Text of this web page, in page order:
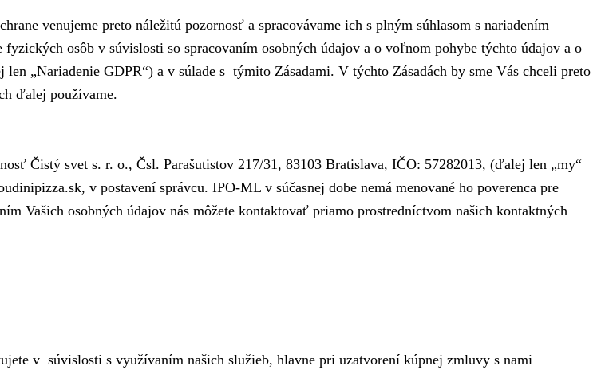
venujeme preto náležitú pozornosť a spracovávame ich s plným súhlasom s nariadením
osôb v súvislosti so spracovaním osobných údajov a o voľnom pohybe týchto údajov a o
„Nariadenie GDPR“) a v súlade s týmito Zásadami. V týchto Zásadách by sme Vás chceli preto
ďalej používame.
Čistý svet s. r. o., Čsl. Parašutistov 217/31, 83103 Bratislava, IČO: 57282013, (ďalej len „my“
v postavení správcu. IPO-ML v súčasnej dobe nemá menované ho poverenca pre
Vašich osobných údajov nás môžete kontaktovať priamo prostredníctvom našich kontaktných
v súvislosti s využívaním našich služieb, hlavne pri uzatvorení kúpnej zmluvy s nami